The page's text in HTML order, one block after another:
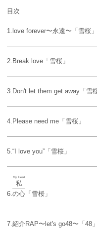
目次
1.love forever〜永遠〜「雪桜」
2.Break love「雪桜」
3.Don't let them get away「雪桜
4.Please need me「雪桜」
5.“I love you”「雪桜」
6.
私
の心
My Heart
「雪桜」
7.紹介RAP〜let's go48〜「48」